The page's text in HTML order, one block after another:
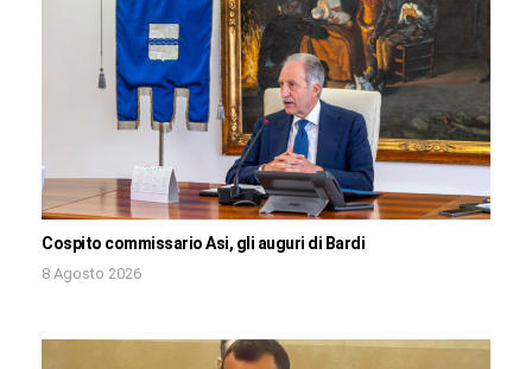
Cospito commissario Asi, gli auguri di Bardi
8 Agosto 2026